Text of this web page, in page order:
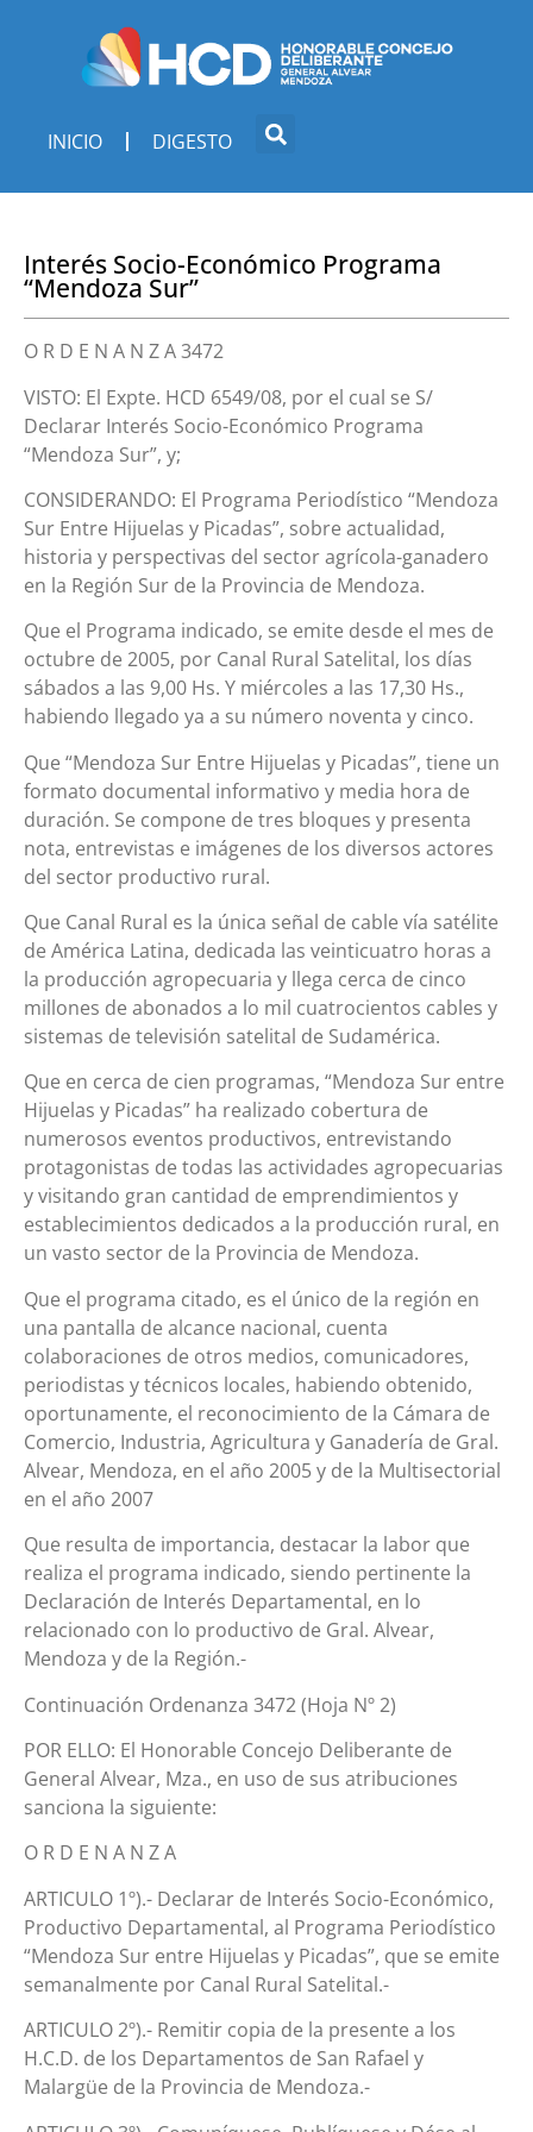
INICIO DIGESTO
Interés Socio-Económico Programa
“Mendoza Sur”
O R D E N A N Z A 3472
VISTO: El Expte. HCD 6549/08, por el cual se S/
Declarar Interés Socio-Económico Programa
“Mendoza Sur”, y;
CONSIDERANDO: El Programa Periodístico “Mendoza
Sur Entre Hijuelas y Picadas”, sobre actualidad,
historia y perspectivas del sector agrícola-ganadero
en la Región Sur de la Provincia de Mendoza.
Que el Programa indicado, se emite desde el mes de
octubre de 2005, por Canal Rural Satelital, los días
sábados a las 9,00 Hs. Y miércoles a las 17,30 Hs.,
habiendo llegado ya a su número noventa y cinco.
Que “Mendoza Sur Entre Hijuelas y Picadas”, tiene un
formato documental informativo y media hora de
duración. Se compone de tres bloques y presenta
nota, entrevistas e imágenes de los diversos actores
del sector productivo rural.
Que Canal Rural es la única señal de cable vía satélite
de América Latina, dedicada las veinticuatro horas a
la producción agropecuaria y llega cerca de cinco
millones de abonados a lo mil cuatrocientos cables y
sistemas de televisión satelital de Sudamérica.
Que en cerca de cien programas, “Mendoza Sur entre
Hijuelas y Picadas” ha realizado cobertura de
numerosos eventos productivos, entrevistando
protagonistas de todas las actividades agropecuarias
y visitando gran cantidad de emprendimientos y
establecimientos dedicados a la producción rural, en
un vasto sector de la Provincia de Mendoza.
Que el programa citado, es el único de la región en
una pantalla de alcance nacional, cuenta
colaboraciones de otros medios, comunicadores,
periodistas y técnicos locales, habiendo obtenido,
oportunamente, el reconocimiento de la Cámara de
Comercio, Industria, Agricultura y Ganadería de Gral.
Alvear, Mendoza, en el año 2005 y de la Multisectorial
en el año 2007
Que resulta de importancia, destacar la labor que
realiza el programa indicado, siendo pertinente la
Declaración de Interés Departamental, en lo
relacionado con lo productivo de Gral. Alvear,
Mendoza y de la Región.-
Continuación Ordenanza 3472 (Hoja Nº 2)
POR ELLO: El Honorable Concejo Deliberante de
General Alvear, Mza., en uso de sus atribuciones
sanciona la siguiente:
O R D E N A N Z A
ARTICULO 1º).- Declarar de Interés Socio-Económico,
Productivo Departamental, al Programa Periodístico
“Mendoza Sur entre Hijuelas y Picadas”, que se emite
semanalmente por Canal Rural Satelital.-
ARTICULO 2º).- Remitir copia de la presente a los
H.C.D. de los Departamentos de San Rafael y
Malargüe de la Provincia de Mendoza.-